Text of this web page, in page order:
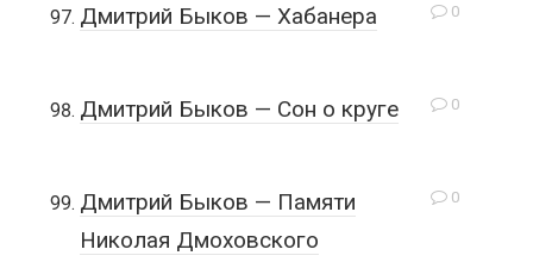
0
Дмитрий Быков — Хабанера
0
Дмитрий Быков — Сон о круге
0
Дмитрий Быков — Памяти
Николая Дмоховского